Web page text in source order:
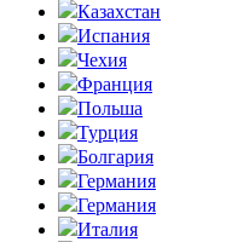
Казахстан
Испания
Чехия
Франция
Польша
Турция
Болгария
Германия
Германия
Италия